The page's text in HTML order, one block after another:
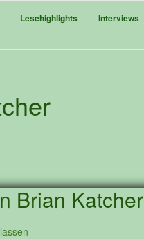
Lesehighlights Interviews
Brian Katcher